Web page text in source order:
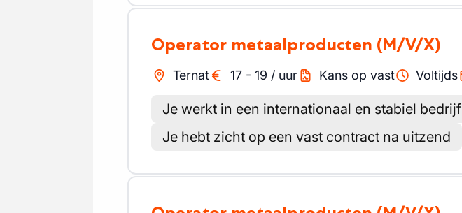
Operator metaalproducten (M/V/X)
Ternat 17 - 19 / uur Kans op vast Voltijds
Je werkt in een internationaal en stabiel bedrijf
Je hebt zicht op een vast contract na uitzend